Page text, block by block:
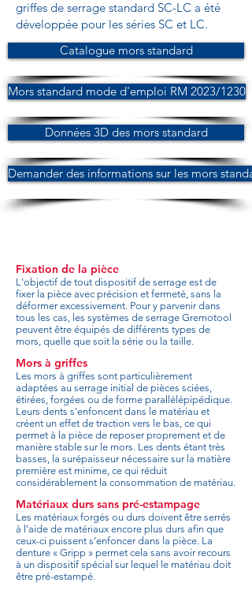
griffes de serrage standard SC-LC a été
développée pour les séries SC et LC.
Catalogue mors standard
Mors standard mode d'emploi RM 2023/1230
Données 3D des mors standard
Demander des informations sur les mors
Fixation de la pièce
L'objectif de tout dispositif de serrage est de
fixer la pièce avec précision et fermeté, sans la
déformer excessivement. Pour y parvenir dans
tous les cas, les systèmes de serrage Gremotool
peuvent être équipés de différents types de
mors, quelle que soit la série ou la taille.
Mors à griffes
Les mors à griffes sont particulièrement
adaptées au serrage initial de pièces sciées,
étirées, forgées ou de forme parallélépipédique.
Leurs dents s’enfoncent dans le matériau et
créent un effet de traction vers le bas, ce qui
permet à la pièce de reposer proprement et de
manière stable sur le mors. Les dents étant très
basses, la surépaisseur nécessaire sur la matière
première est minime, ce qui réduit
considérablement la consommation de matériau.
Matériaux durs sans pré-estampage
Les matériaux forgés ou durs doivent être serrés
à l’aide de matériaux encore plus durs afin que
ceux-ci puissent s’enfoncer dans la pièce. La
denture « Gripp » permet cela sans avoir recours
à un dispositif spécial sur lequel le matériau doit
être pré-estampé.